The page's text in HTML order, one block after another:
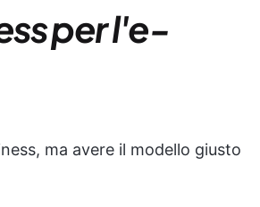
per l'e-
ma avere il modello giusto